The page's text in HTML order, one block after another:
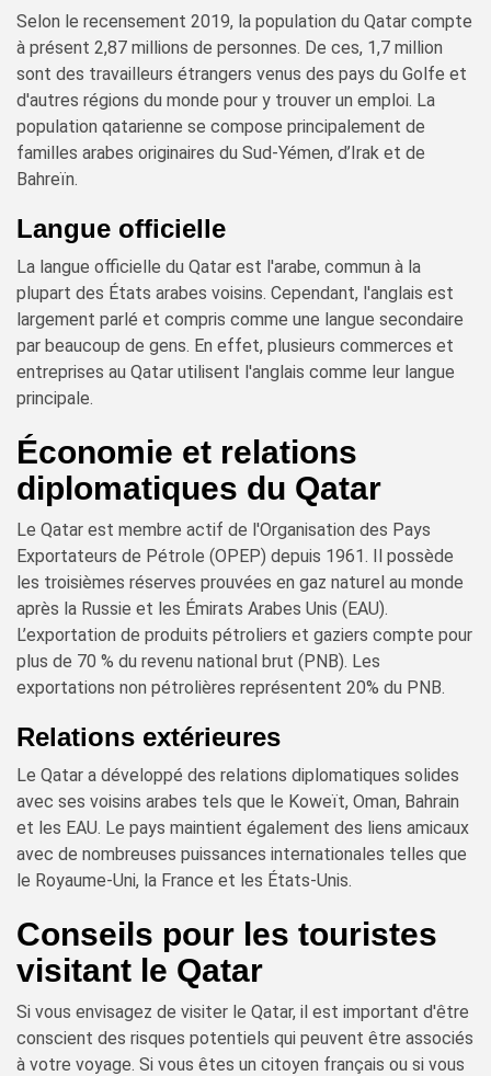
Selon le recensement 2019, la population du Qatar compte
à présent 2,87 millions de personnes. De ces, 1,7 million
sont des travailleurs étrangers venus des pays du Golfe et
d'autres régions du monde pour y trouver un emploi. La
population qatarienne se compose principalement de
familles arabes originaires du Sud-Yémen, d’Irak et de
Bahreïn.
Langue officielle
La langue officielle du Qatar est l'arabe, commun à la
plupart des États arabes voisins. Cependant, l'anglais est
largement parlé et compris comme une langue secondaire
par beaucoup de gens. En effet, plusieurs commerces et
entreprises au Qatar utilisent l'anglais comme leur langue
principale.
Économie et relations
diplomatiques du Qatar
Le Qatar est membre actif de l'Organisation des Pays
Exportateurs de Pétrole (OPEP) depuis 1961. Il possède
les troisièmes réserves prouvées en gaz naturel au monde
après la Russie et les Émirats Arabes Unis (EAU).
L’exportation de produits pétroliers et gaziers compte pour
plus de 70 % du revenu national brut (PNB). Les
exportations non pétrolières représentent 20% du PNB.
Relations extérieures
Le Qatar a développé des relations diplomatiques solides
avec ses voisins arabes tels que le Koweït, Oman, Bahrain
et les EAU. Le pays maintient également des liens amicaux
avec de nombreuses puissances internationales telles que
le Royaume-Uni, la France et les États-Unis.
Conseils pour les touristes
visitant le Qatar
Si vous envisagez de visiter le Qatar, il est important d'être
conscient des risques potentiels qui peuvent être associés
à votre voyage. Si vous êtes un citoyen français ou si vous